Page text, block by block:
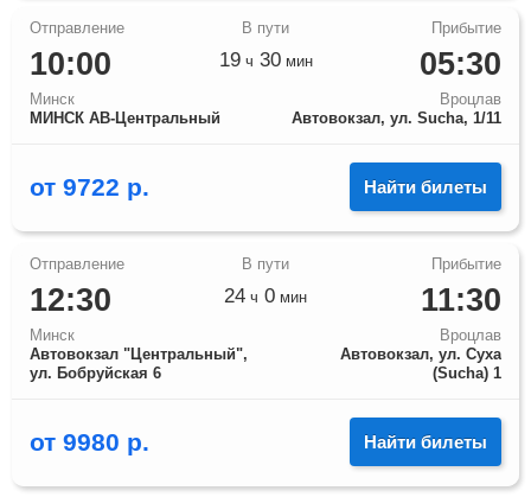
10:00
Минск
МИНСК АВ-Центральный
05:30
Вроцлав
Автовокзал, ул. Sucha, 1/11
19ч 30мин
от 9722 р. Найти билеты
12:30
Минск
Автовокзал "Центральный",
ул. Бобруйская 6
11:30
Вроцлав
Автовокзал, ул. Суха
(Sucha) 1
24 ч 0 мин
от 9980 р. Найти билеты